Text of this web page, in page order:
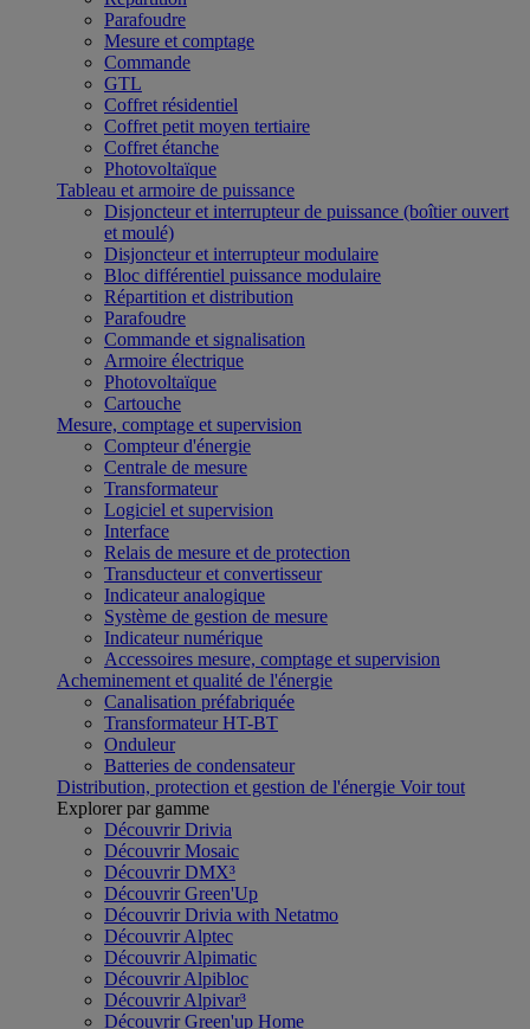
Parafoudre
Mesure et comptage
Commande
GTL
Coffret résidentiel
Coffret petit moyen tertiaire
Coffret étanche
Photovoltaïque
Tableau et armoire de puissance
Disjoncteur et interrupteur de puissance (boîtier ouvert
et moulé)
Disjoncteur et interrupteur modulaire
Bloc différentiel puissance modulaire
Répartition et distribution
Parafoudre
Commande et signalisation
Armoire électrique
Photovoltaïque
Cartouche
Mesure, comptage et supervision
Compteur d'énergie
Centrale de mesure
Transformateur
Logiciel et supervision
Interface
Relais de mesure et de protection
Transducteur et convertisseur
Indicateur analogique
Système de gestion de mesure
Indicateur numérique
Accessoires mesure, comptage et supervision
Acheminement et qualité de l'énergie
Canalisation préfabriquée
Transformateur HT-BT
Onduleur
Batteries de condensateur
Distribution, protection et gestion de l'énergie Voir tout
Explorer par gamme
Découvrir Drivia
Découvrir Mosaic
Découvrir DMX³
Découvrir Green'Up
Découvrir Drivia with Netatmo
Découvrir Alptec
Découvrir Alpimatic
Découvrir Alpibloc
Découvrir Alpivar³
Découvrir Green'up Home